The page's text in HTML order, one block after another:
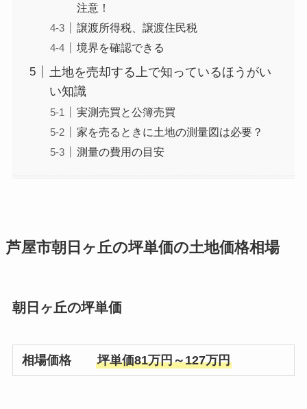
注意！
譲渡所得税、譲渡住民税
境界を確認できる
土地を売却する上で知っているほうがい
い知識
実測売買と公簿売買
家を売るときに土地の測量図は必要？
測量の費用の目安
芦屋市朝日ヶ丘の坪単価の土地価格相場
朝日ヶ丘の坪単価
相場価格坪単価81万円～127万円